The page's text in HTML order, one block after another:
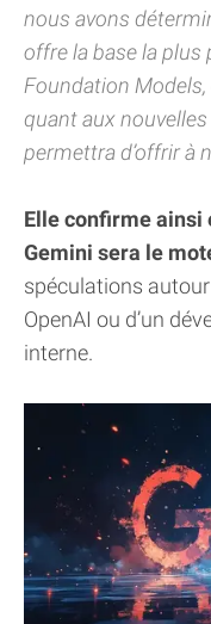
nous avons
offre la base la
Foundation
quant aux
permettra d’offrir à
Elle confirme ainsi
Gemini sera le
spéculations
OpenAI ou d’un
interne.